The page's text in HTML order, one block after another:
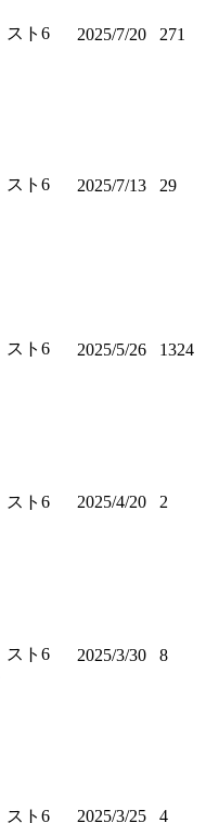
スト6 2025/7/20 271
スト6 2025/7/13 29
スト6 2025/5/26 1324
スト6 2025/4/20 2
スト6 2025/3/30 8
スト6 2025/3/25 4